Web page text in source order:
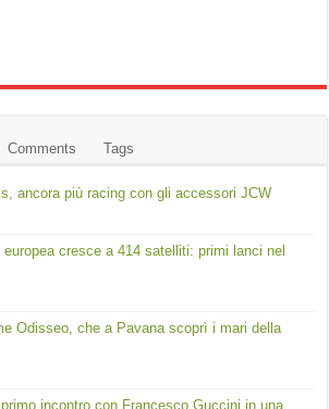
Comments Tags
ancora più racing con gli accessori JCW
europea cresce a 414 satelliti: primi lanci nel
Odisseo, che a Pavana scoprì i mari della
incontro con Francesco Guccini in una